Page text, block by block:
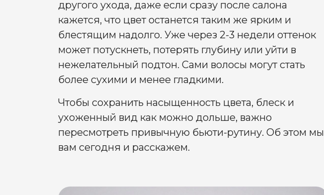
другого ухода, даже если сразу после салона
кажется, что цвет останется таким же ярким и
блестящим надолго. Уже через 2-3 недели оттенок
может потускнеть, потерять глубину или уйти в
нежелательный подтон. Сами волосы могут стать
более сухими и менее гладкими.
Чтобы сохранить насыщенность цвета, блеск и
ухоженный вид как можно дольше, важно
пересмотреть привычную бьюти-рутину. Об этом мы
вам сегодня и расскажем.